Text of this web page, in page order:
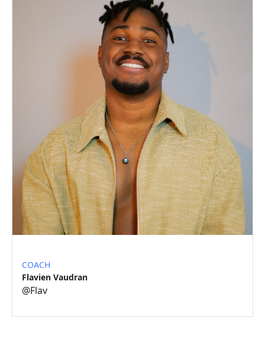
COACH
Flavien Vaudran
@Flav